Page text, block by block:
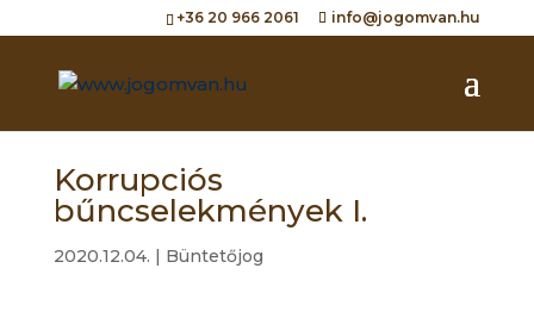
+36 20 966 2061 info@jogomvan.hu
Korrupciós
bűncselekmények I.
2020.12.04. | Büntetőjog